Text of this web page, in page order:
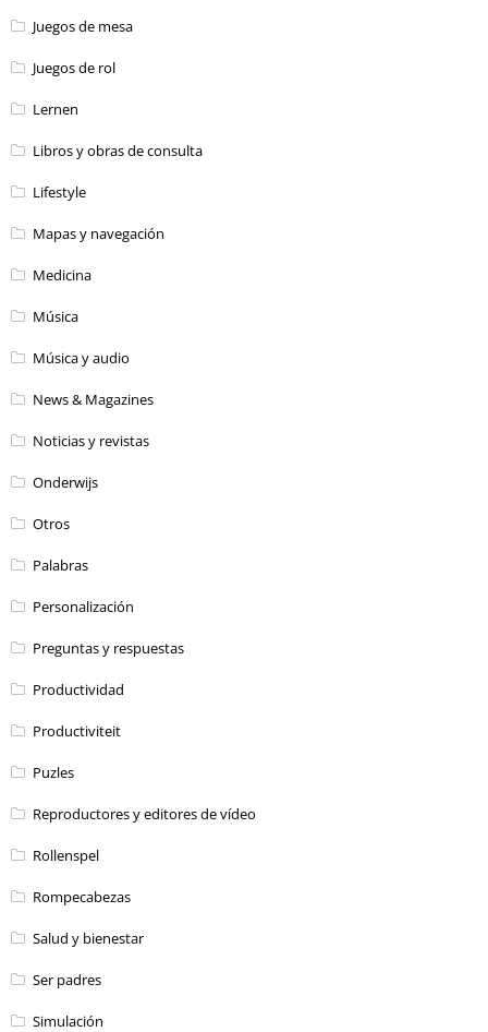
Juegos de mesa
Juegos de rol
Lernen
Libros y obras de consulta
Lifestyle
Mapas y navegación
Medicina
Música
Música y audio
News & Magazines
Noticias y revistas
Onderwijs
Otros
Palabras
Personalización
Preguntas y respuestas
Productividad
Productiviteit
Puzles
Reproductores y editores de vídeo
Rollenspel
Rompecabezas
Salud y bienestar
Ser padres
Simulación